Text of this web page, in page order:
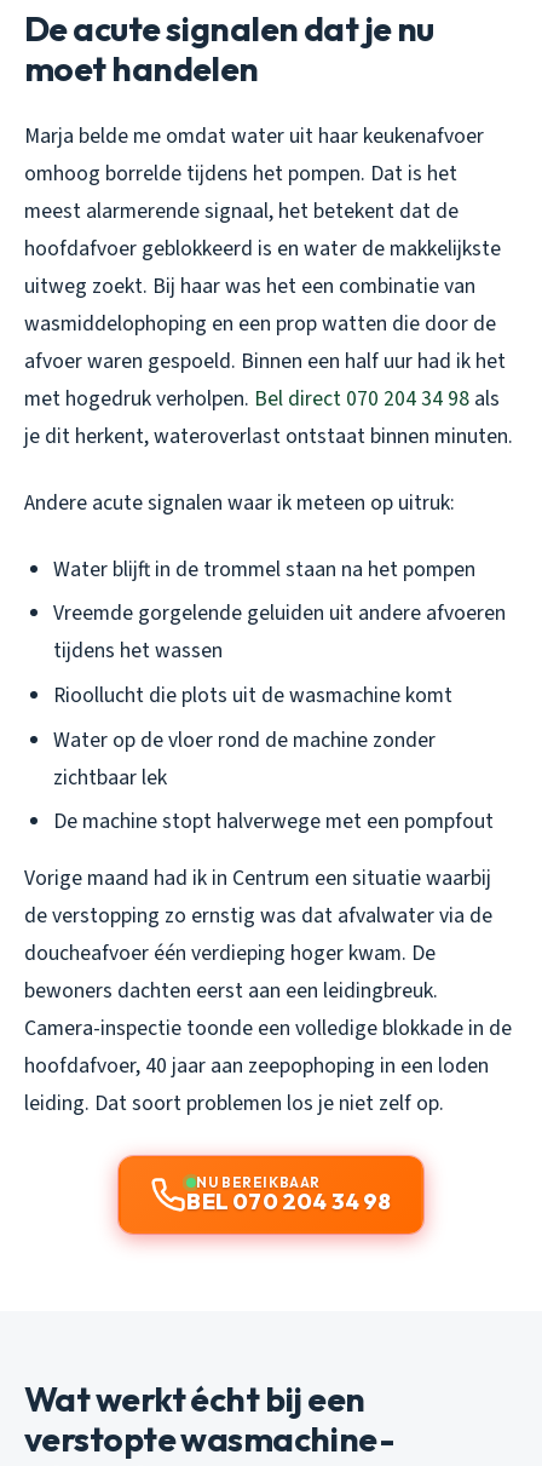
De acute signalen dat je nu
moet handelen
Marja belde me omdat water uit haar keukenafvoer
omhoog borrelde tijdens het pompen. Dat is het
meest alarmerende signaal, het betekent dat de
hoofdafvoer geblokkeerd is en water de makkelijkste
uitweg zoekt. Bij haar was het een combinatie van
wasmiddelophoping en een prop watten die door de
afvoer waren gespoeld. Binnen een half uur had ik het
met hogedruk verholpen. Bel direct 070 204 34 98 als
je dit herkent, wateroverlast ontstaat binnen minuten.
Andere acute signalen waar ik meteen op uitruk:
Water blijft in de trommel staan na het pompen
Vreemde gorgelende geluiden uit andere afvoeren
tijdens het wassen
Rioollucht die plots uit de wasmachine komt
Water op de vloer rond de machine zonder
zichtbaar lek
De machine stopt halverwege met een pompfout
Vorige maand had ik in Centrum een situatie waarbij
de verstopping zo ernstig was dat afvalwater via de
doucheafvoer één verdieping hoger kwam. De
bewoners dachten eerst aan een leidingbreuk.
Camera-inspectie toonde een volledige blokkade in de
hoofdafvoer, 40 jaar aan zeepophoping in een loden
leiding. Dat soort problemen los je niet zelf op.
NU BEREIKBAAR
BEL 070 204 34 98
Wat werkt écht bij een
verstopte wasmachine-